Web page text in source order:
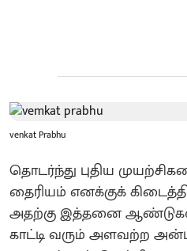
venkat Prabhu
தொடர்ந்து புதிய
தைரியம் எனக்குக்
அதற்கு இத்தனை
காட்டி வரும் அளவற்ற